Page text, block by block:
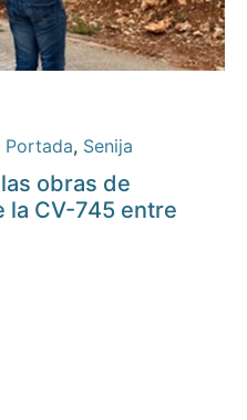
Portada, Senija
obras de
la CV-745 entre